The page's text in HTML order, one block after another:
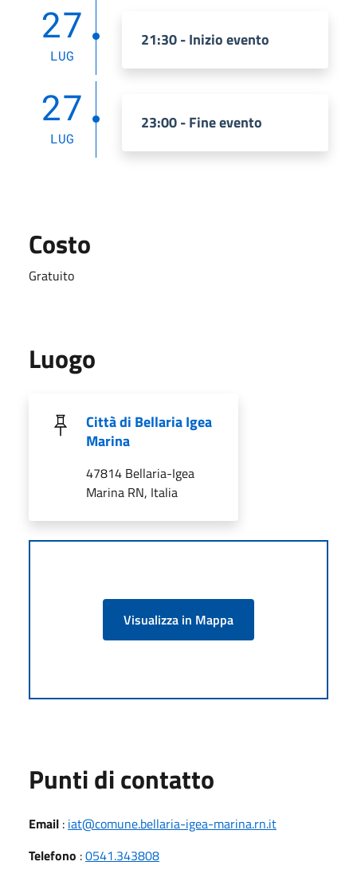
27
LUG
21:30 - Inizio evento
27
LUG
23:00 - Fine evento
Costo
Gratuito
Luogo
Città di Bellaria Igea
Marina
47814 Bellaria-Igea
Marina RN, Italia
Visualizza in Mappa
Punti di contatto
Email : iat@comune.bellaria-igea-marina.rn.it
Telefono :0541.343808